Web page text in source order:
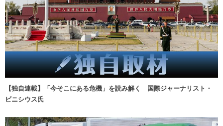
【独自連載】「今そこにある危機」を読み解く 国際ジャーナリスト・
ビニシウス氏